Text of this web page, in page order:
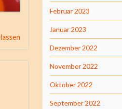
Februar 2023
Januar 2023
Dezember 2022
November 2022
Oktober 2022
September 2022